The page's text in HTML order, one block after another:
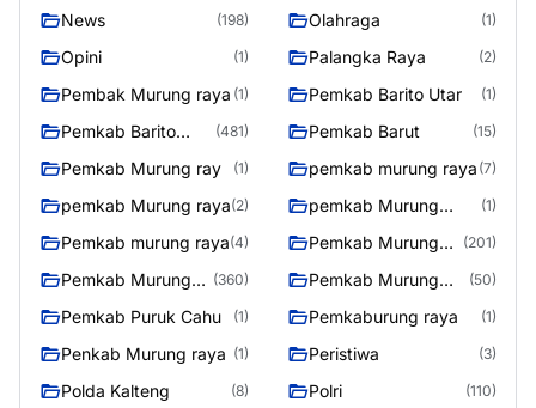
News (198) Olahraga (1)
Opini (1) Palangka Raya (2)
Pembak Murung raya (1) Pemkab Barito Utar (1)
Pemkab Barito
(481) Pemkab Barut (15)
Pemkab Murung ray (1) pemkab murung raya (7)
pemkab Murung raya(2)
pemkab Murung
(1)
Pemkab murung raya(4)
Pemkab Murung
(201)
Pemkab Murung
(360)
Pemkab Murung
(50)
Pemkab Puruk Cahu (1) Pemkaburung raya (1)
Penkab Murung raya (1) Peristiwa (3)
Polda Kalteng (8) Polri (110)